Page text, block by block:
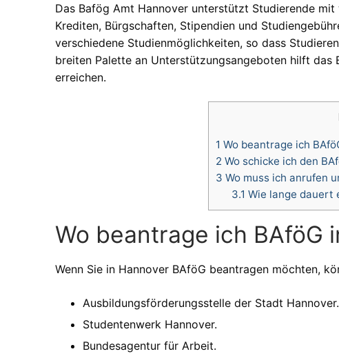
Das Bafög Amt Hannover unterstützt Studierende
Krediten, Bürgschaften, Stipendien und
verschiedene Studienmöglichkeiten, so dass
breiten Palette an Unterstützungsangeboten hilft das
erreichen.
1 Wo beantrage ich
2 Wo schicke ich den
3 Wo muss ich anrufen
3.1 Wie lange dauert
Wo beantrage ich BAföG
Wenn Sie in Hannover BAföG beantragen möchten,
Ausbildungsförderungsstelle der Stadt Hannover.
Studentenwerk Hannover.
Bundesagentur für Arbeit.